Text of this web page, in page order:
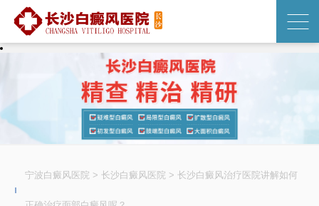
宁波白癜风医院 > 长沙白癜风医院 > 长沙白癜风治疗医院讲解如何